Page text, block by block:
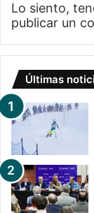
Lo siento,
publicar un
Últimas